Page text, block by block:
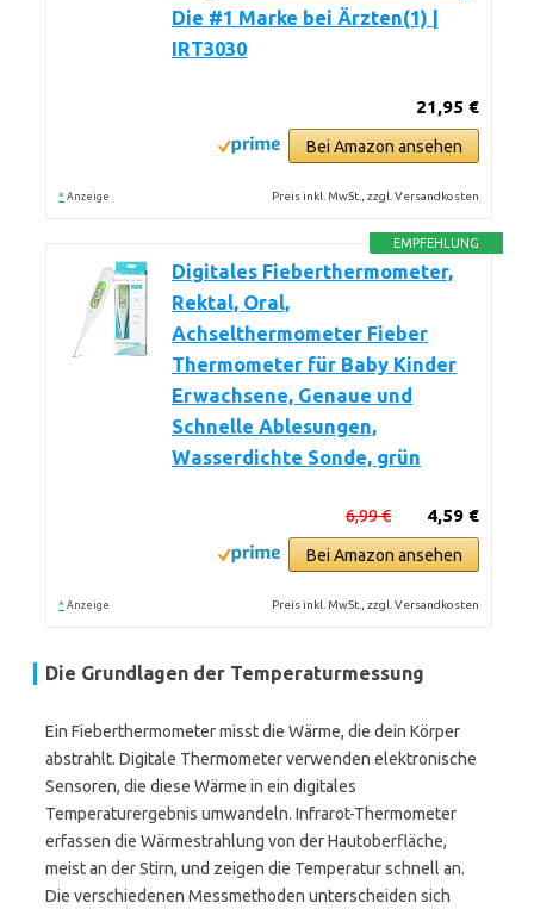
Die #1 Marke bei Ärzten(1) |
IRT3030
21,95 €
Bei Amazon ansehen
* Anzeige Preis inkl. MwSt., zzgl. Versandkosten
EMPFEHLUNG
Digitales Fieberthermometer,
Rektal, Oral,
Achselthermometer Fieber
Thermometer für Baby Kinder
Erwachsene, Genaue und
Schnelle Ablesungen,
Wasserdichte Sonde, grün
4,59 €
6,99 €
Bei Amazon ansehen
* Anzeige Preis inkl. MwSt., zzgl. Versandkosten
Die Grundlagen der Temperaturmessung
Ein Fieberthermometer misst die Wärme, die dein Körper
abstrahlt. Digitale Thermometer verwenden elektronische
Sensoren, die diese Wärme in ein digitales
Temperaturergebnis umwandeln. Infrarot-Thermometer
erfassen die Wärmestrahlung von der Hautoberfläche,
meist an der Stirn, und zeigen die Temperatur schnell an.
Die verschiedenen Messmethoden unterscheiden sich